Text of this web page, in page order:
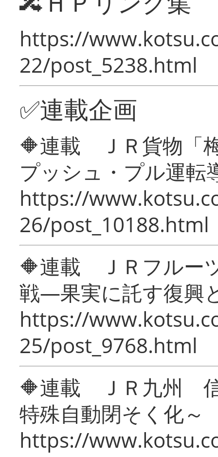
https://
22/post_5238.html
✅連載企画
🔶連載 ＪＲ貨物「
プッシュ・プル運転
https://
26/post_10188.html
🔶連載 ＪＲフルー
戦―果実に託す復興
https://
25/post_9768.html
🔶連載 ＪＲ九州 信
特殊自動閉そく化～
https://